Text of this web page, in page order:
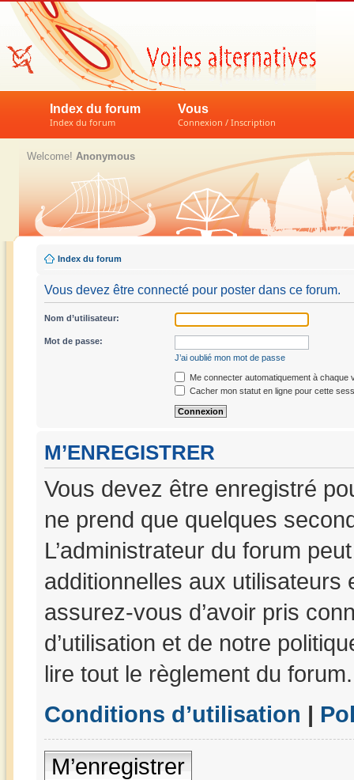
Index du forum
Index du forum
Vous
Connexion / Inscription
Welcome! Anonymous
Index du forum
Vous devez être connecté pour poster dans ce forum.
Nom d’utilisateur:
Mot de passe:
J’ai oublié mon mot de passe
Me connecter automatiquement à chaque
Cacher mon statut en ligne pour cette
M’ENREGISTRER
Vous devez être enregistré
ne prend que quelques
L’administrateur du forum
additionnelles aux utilisateurs
assurez-vous d’avoir pris
d’utilisation et de notre
lire tout le règlement du forum.
Conditions d’utilisation |
M’enregistrer